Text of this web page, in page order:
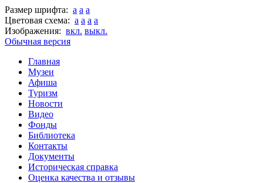
Размер шрифта: a a a
Цветовая схема: a a a a
Изображения: вкл. выкл.
Обычная версия
Главная
Музеи
Афиша
Туризм
Новости
Видео
Фонды
Библиотека
Контакты
Документы
Историческая справка
Оценка качества и отзывы